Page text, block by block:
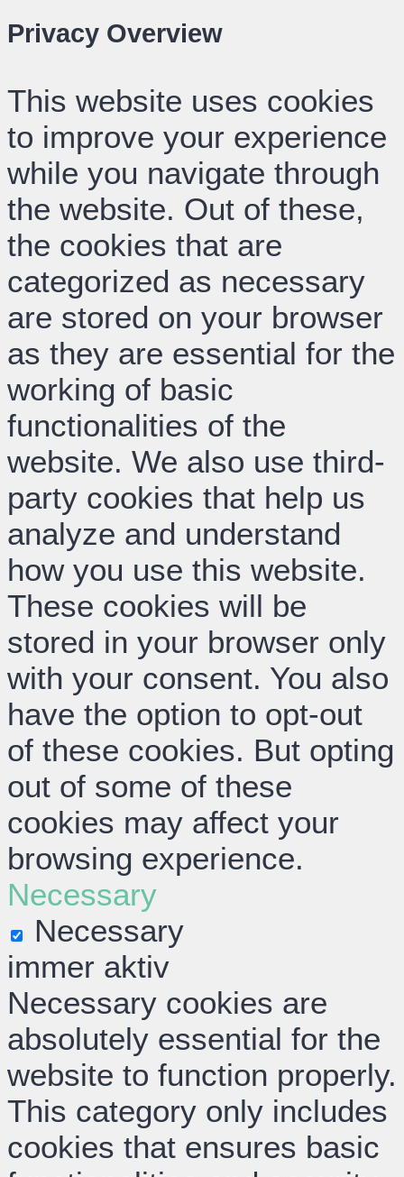
Privacy Overview
This website uses cookies
to improve your experience
while you navigate through
the website. Out of these,
the cookies that are
categorized as necessary
are stored on your browser
as they are essential for the
working of basic
functionalities of the
website. We also use third-
party cookies that help us
analyze and understand
how you use this website.
These cookies will be
stored in your browser only
with your consent. You also
have the option to opt-out
of these cookies. But opting
out of some of these
cookies may affect your
browsing experience.
Necessary
Necessary
immer aktiv
Necessary cookies are
absolutely essential for the
website to function properly.
This category only includes
cookies that ensures basic